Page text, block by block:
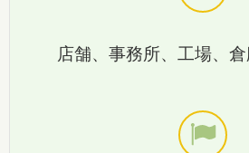
店舗、事務所、工場、